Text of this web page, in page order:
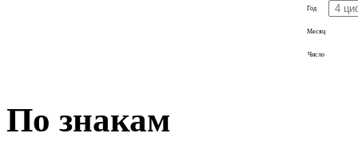
Год
Месяц
Число
По знакам